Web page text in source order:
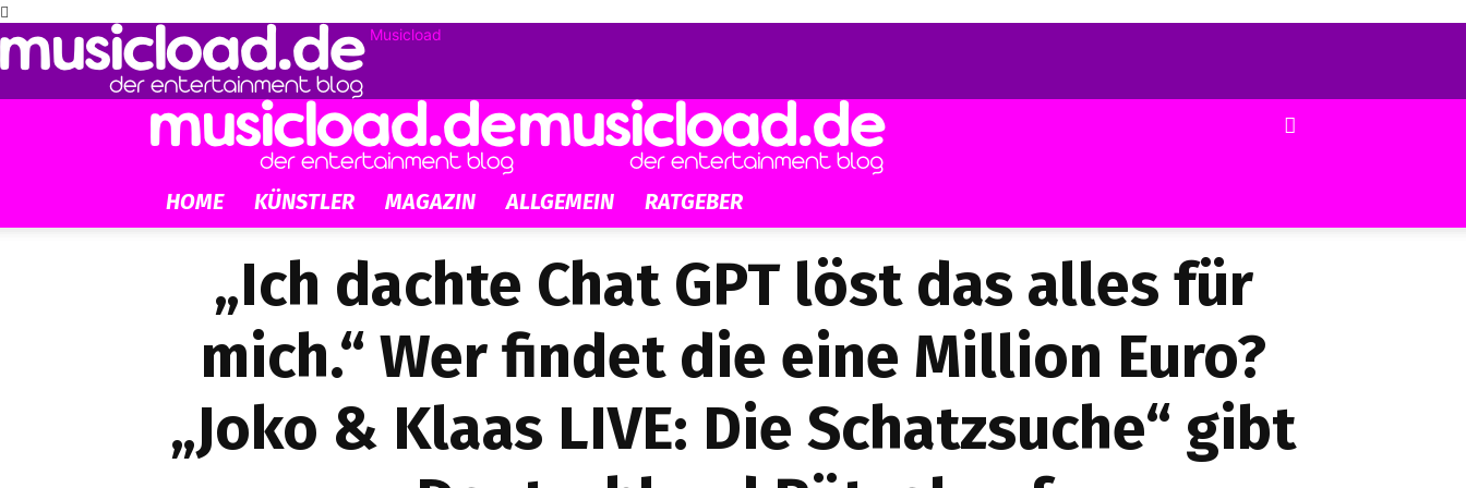
Musicload
HOME KÜNSTLER MAGAZIN ALLGEMEIN RATGEBER
„Ich dachte Chat GPT löst das alles für
mich.“ Wer findet die eine Million Euro?
„Joko & Klaas LIVE: Die Schatzsuche“ gibt